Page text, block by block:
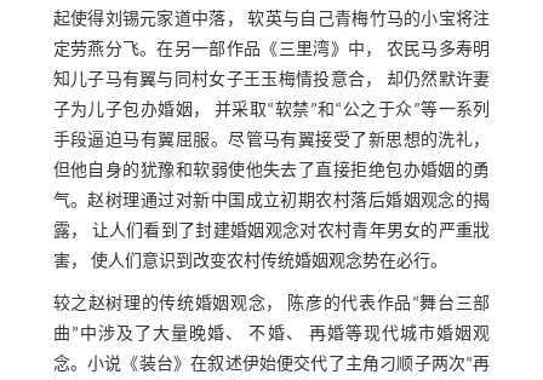
起使得刘锡元家道中落， 软英与自己青梅竹马的小宝将注
定劳燕分飞。在另一部作品《三里湾》中， 农民马多寿明
知儿子马有翼与同村女子王玉梅情投意合， 却仍然默许妻
子为儿子包办婚姻， 并采取“软禁”和“公之于众”等一系列
手段逼迫马有翼屈服。尽管马有翼接受了新思想的洗礼，
但他自身的犹豫和软弱使他失去了直接拒绝包办婚姻的勇
气。赵树理通过对新中国成立初期农村落后婚姻观念的揭
露， 让人们看到了封建婚姻观念对农村青年男女的严重戕
害， 使人们意识到改变农村传统婚姻观念势在必行。
较之赵树理的传统婚姻观念， 陈彦的代表作品“舞台三部
曲”中涉及了大量晚婚、 不婚、 再婚等现代城市婚姻观
念。小说《装台》在叙述伊始便交代了主角刁顺子两次“再